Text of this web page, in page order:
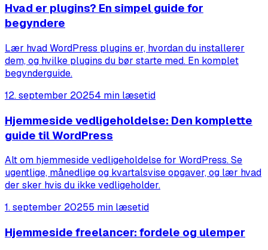
Hvad er plugins? En simpel guide for
begyndere
Lær hvad WordPress plugins er, hvordan du installerer
dem, og hvilke plugins du bør starte med. En komplet
begynderguide.
12. september 20254 min læsetid
Hjemmeside vedligeholdelse: Den komplette
guide til WordPress
Alt om hjemmeside vedligeholdelse for WordPress. Se
ugentlige, månedlige og kvartalsvise opgaver, og lær hvad
der sker hvis du ikke vedligeholder.
1. september 20255 min læsetid
Hjemmeside freelancer: fordele og ulemper